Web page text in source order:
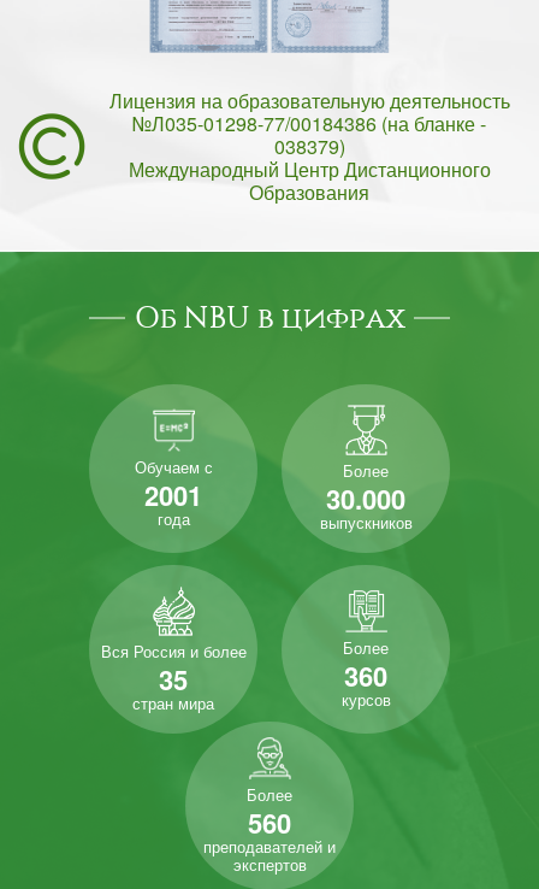
Лицензия на образовательную деятельность
№Л035-01298-77/00184386 (на бланке -
038379)
Международный Центр Дистанционного
Образования
Об NBU в цифрах
Обучаем с
2001
года
Более
30.000
выпускников
Вся Россия и более
35
стран мира
Более
360
курсов
Более
560
преподавателей и
экспертов